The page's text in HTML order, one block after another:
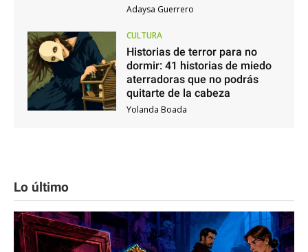
Adaysa Guerrero
CULTURA
Historias de terror para no
dormir: 41 historias de miedo
aterradoras que no podrás
quitarte de la cabeza
Yolanda Boada
Lo último